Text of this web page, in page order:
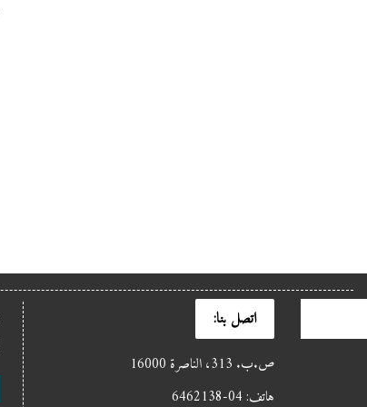
اتصل بنا:
ص.ب. 313، الناصرة 16000
هاتف: 04-6462138